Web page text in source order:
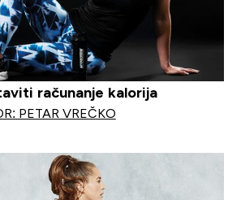
računanje kalorija
PETAR VREČKO